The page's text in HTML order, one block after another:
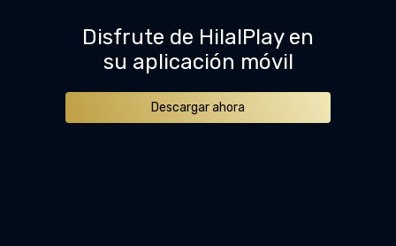
Disfrute de HilalPlay en
su aplicación móvil
Descargar ahora